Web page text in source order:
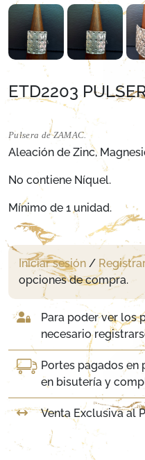
ETD2203
Pulsera de ZAMAC.
Aleación de Zinc,
No contiene Níquel.
Mínimo de 1 unidad.
Iniciar sesión /
opciones de compra.
Para poder ver los
necesario
Portes pagados en
en bisutería y
Venta Exclusiva al